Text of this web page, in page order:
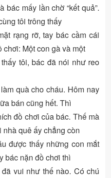
mấy lần chờ “kết quả”.
tôi trông thấy
rạng rỡ, tay bác cầm cái
Một con gà và một
tôi, bác đã nói như reo
quà cho cháu. Hôm nay
bán cũng hết. Thì
đồ chơi của bác. Thế mà
quê ấy chẳng còn
được thấy những con mắt
bác nặn đồ chơi thì
vui như thế nào. Có chú